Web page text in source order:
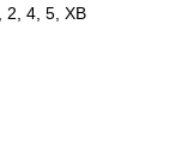
2, 4, 5, ХВ